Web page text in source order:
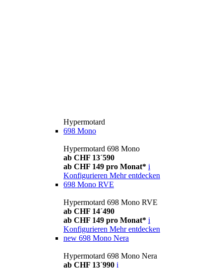
Hypermotard
698 Mono
Hypermotard 698 Mono
ab CHF 13´590
ab CHF 149 pro Monat* i
Konfigurieren Mehr entdecken
698 Mono RVE
Hypermotard 698 Mono RVE
ab CHF 14´490
ab CHF 149 pro Monat* i
Konfigurieren Mehr entdecken
new 698 Mono Nera
Hypermotard 698 Mono Nera
ab CHF 13´990 i